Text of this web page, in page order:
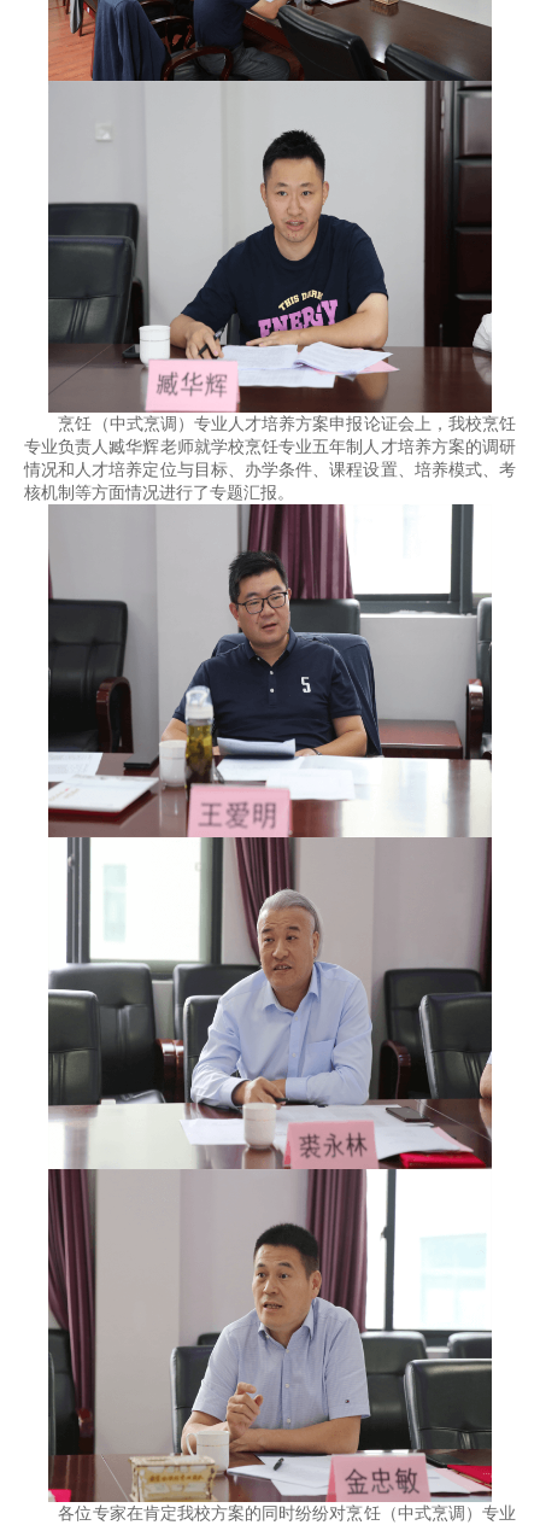
烹饪（中式烹调）专业人才培养方案申报论证会上，我校烹饪
专业负责人臧华辉老师就学校烹饪专业五年制人才培养方案的调研
情况和人才培养定位与目标、办学条件、课程设置、培养模式、考
核机制等方面情况进行了专题汇报。
各位专家在肯定我校方案的同时纷纷对烹饪（中式烹调）专业